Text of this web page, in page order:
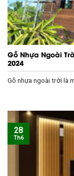
Gỗ Nhựa Ngoài
2024
Gỗ nhựa ngoài trời là
28
Th6